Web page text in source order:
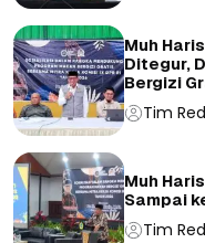
Muh
Ditegur,
Bergizi
Tim
Muh
Sampai
Tim